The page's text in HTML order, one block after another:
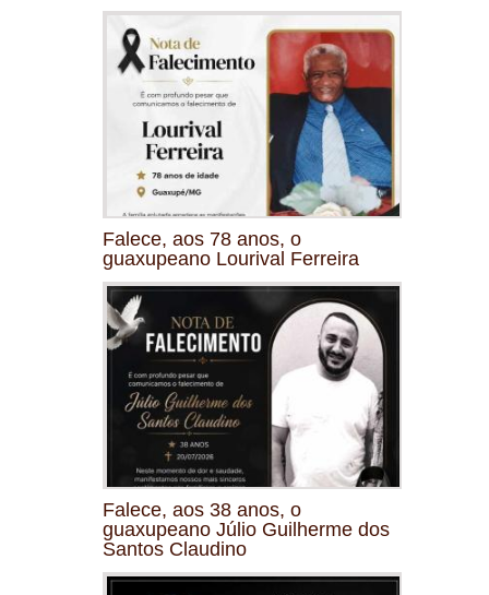
Falece, aos 78 anos, o
guaxupeano Lourival Ferreira
Falece, aos 38 anos, o
guaxupeano Júlio Guilherme dos
Santos Claudino